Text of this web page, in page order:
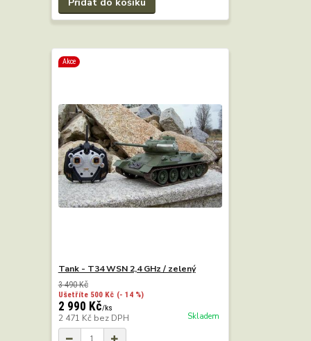
Akce
Tank - T34 WSN 2,4 GHz / zelený
3 490 Kč
Ušetříte 500 Kč (- 14 %)
2 990 Kč/ks
2 471 Kč bez DPH Skladem